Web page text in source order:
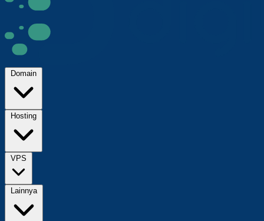
Domain
Hosting
VPS
Lainnya